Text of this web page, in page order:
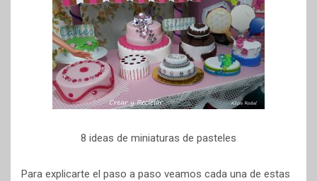
k s
t
p i
r
8 ideas de miniaturas de pasteles
Para explicarte el paso a paso veamos cada una de estas